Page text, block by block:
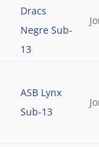
Dracs
Negre Sub-
13
ASB Lynx
Sub-13